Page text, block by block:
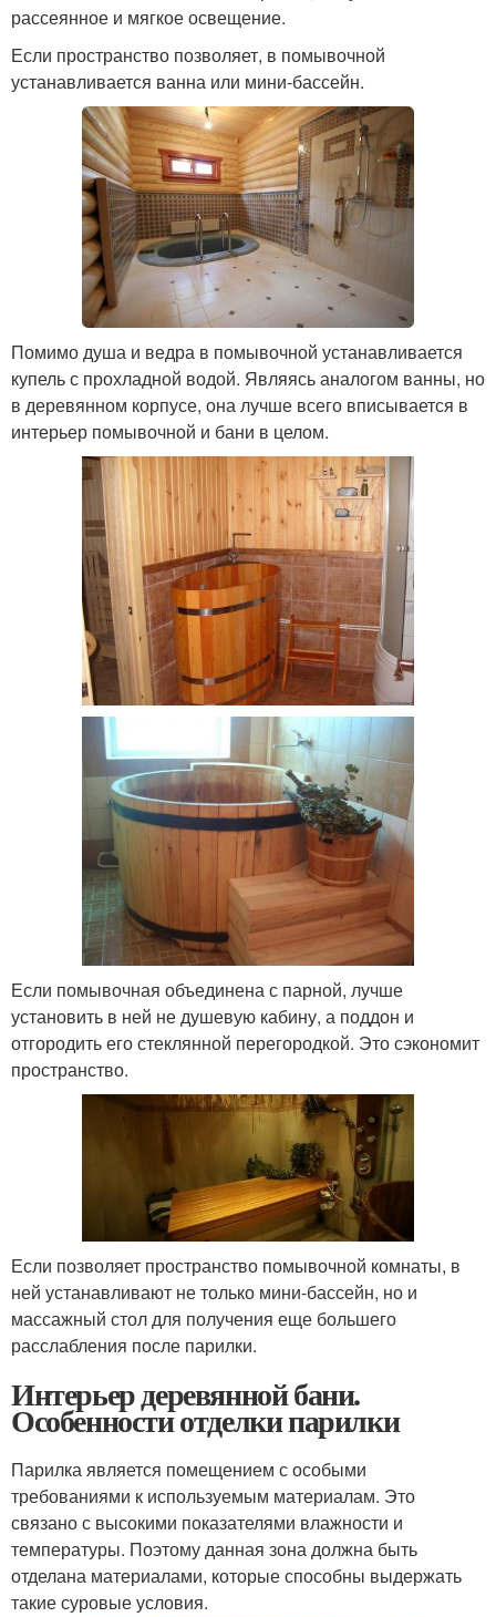
рассеянное и мягкое освещение.
Если пространство позволяет, в помывочной
устанавливается ванна или мини-бассейн.
Помимо душа и ведра в помывочной устанавливается
купель с прохладной водой. Являясь аналогом ванны, но
в деревянном корпусе, она лучше всего вписывается в
интерьер помывочной и бани в целом.
Если помывочная объединена с парной, лучше
установить в ней не душевую кабину, а поддон и
отгородить его стеклянной перегородкой. Это сэкономит
пространство.
Если позволяет пространство помывочной комнаты, в
ней устанавливают не только мини-бассейн, но и
массажный стол для получения еще большего
расслабления после парилки.
Интерьер деревянной бани.
Особенности отделки парилки
Парилка является помещением с особыми
требованиями к используемым материалам. Это
связано с высокими показателями влажности и
температуры. Поэтому данная зона должна быть
отделана материалами, которые способны выдержать
такие суровые условия.